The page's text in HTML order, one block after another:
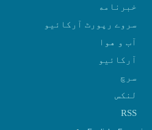
سروے رپورٹ آرکائیو
آب و هوا
سرچ
لنکس
RSS